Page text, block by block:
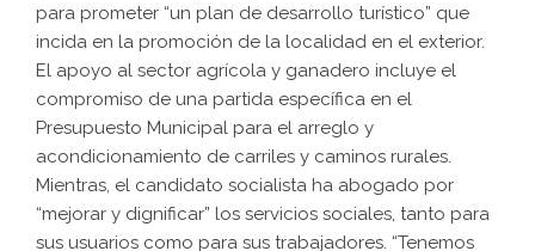
para prometer “un plan de desarrollo turístico” que
incida en la promoción de la localidad en el exterior.
El apoyo al sector agrícola y ganadero incluye el
compromiso de una partida específica en el
Presupuesto Municipal para el arreglo y
acondicionamiento de carriles y caminos rurales.
Mientras, el candidato socialista ha abogado por
“mejorar y dignificar” los servicios sociales, tanto para
sus usuarios como para sus trabajadores. “Tenemos